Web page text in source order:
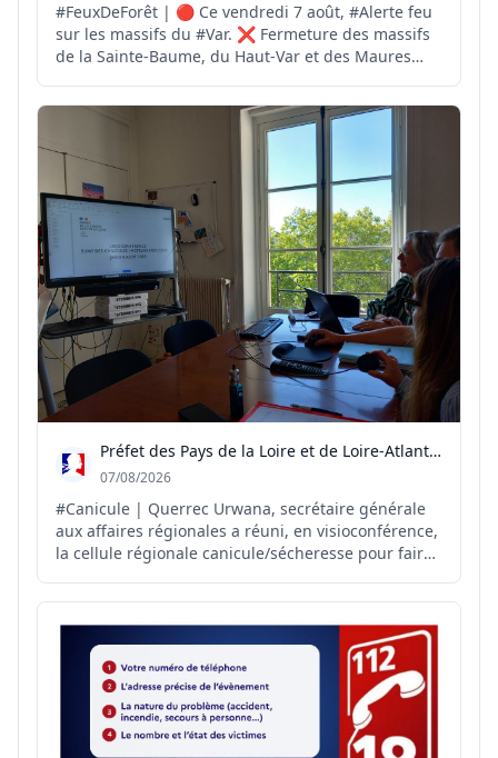
#FeuxDeForêt | 🔴 Ce vendredi 7 août, #Alerte feu
sur les massifs du #Var. ❌ Fermeture des massifs
de la Sainte-Baume, du Haut-Var et des Maures
des massifs des Monts Toulonnais, de la Corniche
des Maures, du Centre-Var et des îles d'Hyères
Préfet des Pays de la Loire et de Loire-Atlantique
07/08/2026
#Canicule | Querrec Urwana, secrétaire générale
aux affaires régionales a réuni, en visioconférence,
la cellule régionale canicule/sécheresse pour faire
conséquences des fortes chaleurs et de la
sécheresse sur le territoire. Autour de cette
réunion : rep...